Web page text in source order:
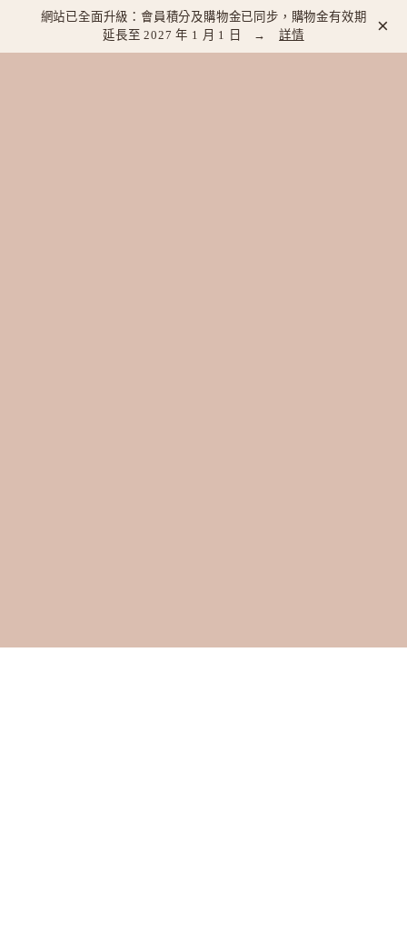
網站已全面升級：會員積分及購物金已同步，購物金有效期
延長至 2027 年 1 月 1 日 →詳情 ×